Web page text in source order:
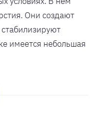
Они создают
имеется небольшая